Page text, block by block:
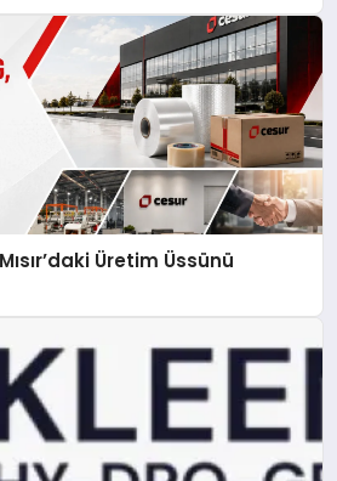
Üretim Üssünü